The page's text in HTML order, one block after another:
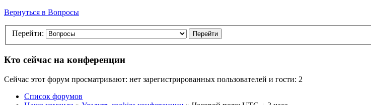
Вернуться в Вопросы
Перейти:
Кто сейчас на конференции
Сейчас этот форум просматривают: нет зарегистрированных пользователей и гости: 2
Список форумов